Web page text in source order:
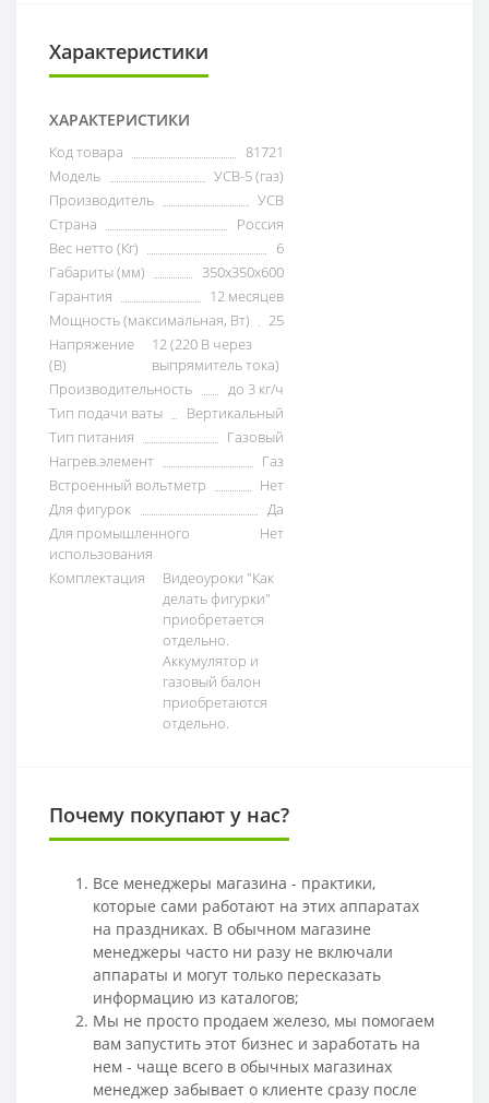
Характеристики
ХАРАКТЕРИСТИКИ
Код товара
81721
Модель
УСВ-5 (газ)
Производитель
УСВ
Страна
Россия
Вес нетто (Кг)
6
Габариты (мм)
350х350х600
Гарантия
12 месяцев
Мощность (максимальная, Вт)
25
Напряжение
(В)
12 (220 В через
выпрямитель тока)
Производительность
до 3 кг/ч
Тип подачи ваты
Вертикальный
Тип питания
Газовый
Нагрев.элемент
Газ
Встроенный вольтметр
Нет
Для фигурок
Да
Для промышленного
использования
Нет
Комплектация
Видеоуроки "Как
делать фигурки"
приобретается
отдельно.
Аккумулятор и
газовый балон
приобретаются
отдельно.
Почему покупают у нас?
Все менеджеры магазина - практики,
которые сами работают на этих аппаратах
на праздниках. В обычном магазине
менеджеры часто ни разу не включали
аппараты и могут только пересказать
информацию из каталогов;
Мы не просто продаем железо, мы помогаем
вам запустить этот бизнес и заработать на
нем - чаще всего в обычных магазинах
менеджер забывает о клиенте сразу после